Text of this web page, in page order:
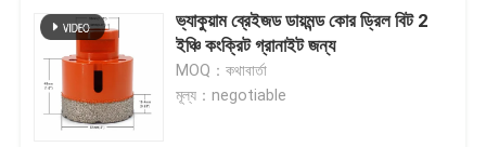
ভ্যাকুয়াম ব্রেইজড ডায়মন্ড কোর ড্রিল বিট 2
ইঞ্চি কংক্রিট গ্রানাইট জন্য
MOQ：কথাবার্তা
মূল্য：negotiable